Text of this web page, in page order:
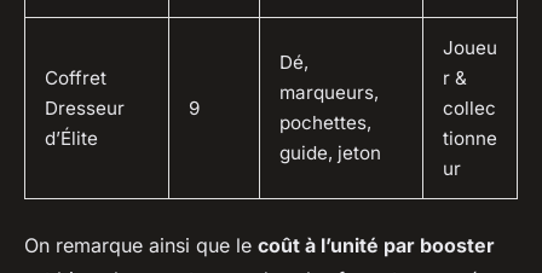
Coffret
Dresseur
d’Élite
9
Dé,
marqueurs,
pochettes,
guide, jeton
Joueu
r &
collec
tionne
ur
On remarque ainsi que le coût à l’unité par booster